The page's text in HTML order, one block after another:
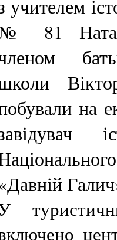
учителем
81
на